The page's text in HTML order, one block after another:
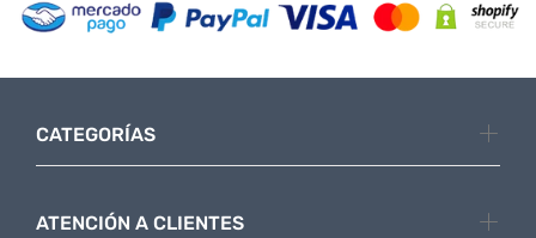
CATEGORÍAS
ATENCIÓN A CLIENTES